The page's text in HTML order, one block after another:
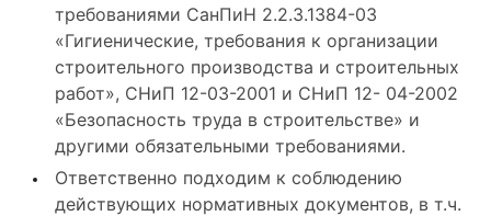
требованиями СанПиН 2.2.3.1384-03
«Гигиенические, требования к организации
строительного производства и строительных
работ», СНиП 12-03-2001 и СНиП 12- 04-2002
«Безопасность труда в строительстве» и
другими обязательными требованиями.
Ответственно подходим к соблюдению
действующих нормативных документов, в т.ч.